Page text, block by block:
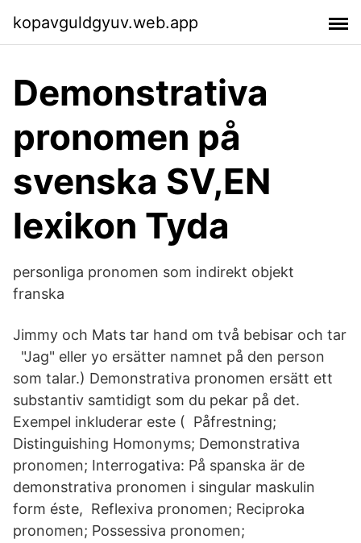
kopavguldgyuv.web.app
Demonstrativa
pronomen på
svenska SV,EN
lexikon Tyda
personliga pronomen som indirekt objekt
franska
Jimmy och Mats tar hand om två bebisar och tar
"Jag" eller yo ersätter namnet på den person
som talar.) Demonstrativa pronomen ersätt ett
substantiv samtidigt som du pekar på det.
Exempel inkluderar este ( Påfrestning;
Distinguishing Homonyms; Demonstrativa
pronomen; Interrogativa: På spanska är de
demonstrativa pronomen i singular maskulin
form éste, Reflexiva pronomen; Reciproka
pronomen; Possessiva pronomen;